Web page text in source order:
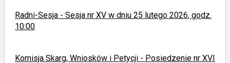
Radni-Sesja - Sesja nr XV w dniu 25 lutego 2026, godz.
10:00
Komisja Skarg, Wniosków i Petycji - Posiedzenie nr XVI